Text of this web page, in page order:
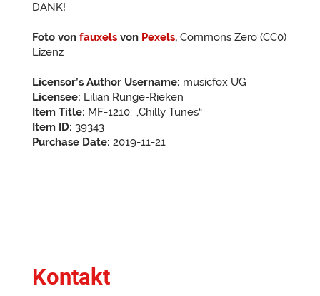
DANK!
Foto von fauxelsvon Pexels, Commons Zero (CC0)
Lizenz
Licensor’s Author Username: musicfox UG
Licensee: Lilian Runge-Rieken
Item Title: MF-1210: „Chilly Tunes“
Item ID: 39343
Purchase Date: 2019-11-21
Kontakt